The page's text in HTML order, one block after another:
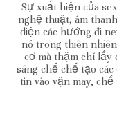
Sự xuất hiện của
nghệ thuật, âm
diện các hướng đi
nó trong thiên
cơ mà thậm chí lấy
sáng chế chế tạo
tin vào vận may,